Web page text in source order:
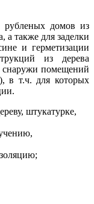
рубленых домов из
а также для заделки
и герметизации
из дерева
снаружи помещений
в т.ч. для которых
штукатурке,